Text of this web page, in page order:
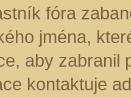
fóra
jména,
aby zabranil
kontaktuje